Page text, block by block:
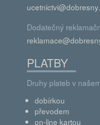
Dodatečný
PLATBY
Druhy plateb v
dobírkou
převodem
on-line kartou